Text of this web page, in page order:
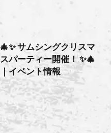
🎄✨ サムシングクリスマ
スパーティー開催！ ✨🎄
｜イベント情報